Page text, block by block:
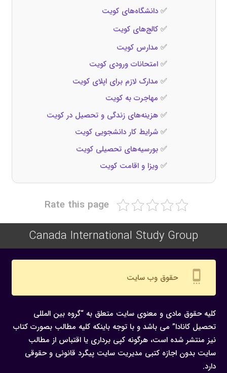
✅دانشگاه‌های کویت
✅کالج‌های کویت
✅ مدارس کویت
✅امتحانات ورودی کویت
✅ مدارک لازم برای اپلای کویت
✅ مهاجرت به کویت
✅هزینه‌های زندگی و تحصیل در کویت
✅شرایط کار دانشجویی کویت
✅بورسیه‌های تحصیلی کویت
✅ویزا و اقامت کویت
Rate this page
Canada International Study Group
settings_cell حقوق وب سایت
کلیه حقوق مادی و معنوی سایت متعلق به “گروه بین المللی
تحصیل کانادا” می باشد و با توجه باینکه کلیه مطالب بصورت کتاب
نیز منتشر شده است، هرگونه كپی برداری یا اقتباس از مطالب
سایت بدون اجازه كتبی مدیریت سایت پیگرد قانونی و حقوقی
دارد.